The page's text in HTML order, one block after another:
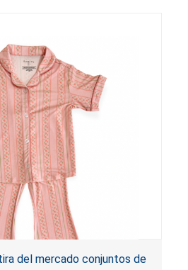
del mercado conjuntos de